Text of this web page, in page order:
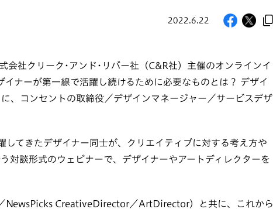
2022.6.22
社クリーク･アンド･リバー社（C&R社）主催のオンラインイ
ナーが第一線で活躍し続けるために必要なものとは？ デザイ
、コンセントの取締役／デザインマネージャー／サービスデザ
してきたデザイナー同士が、クリエイティブに対する考え方や
対談形式のウェビナーで、デザイナーやアートディレクターを
NewsPicks CreativeDirector／ArtDirector）と共に、これから